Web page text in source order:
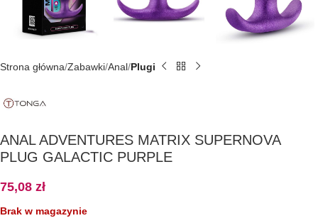
Strona główna Zabawki Anal Plugi
ANAL ADVENTURES MATRIX SUPERNOVA
PLUG GALACTIC PURPLE
75,08 zł
Brak w magazynie